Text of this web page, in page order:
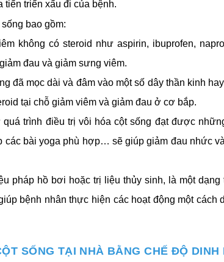
triển xấu đi của bệnh.
bao gồm:
không có steroid như aspirin, ibuprofen,
đau và giảm sưng viêm.
đã mọc dài và đâm vào một số dây thần kinh
tại chỗ giảm viêm và giảm đau ở cơ bắp.
trình điều trị vôi hóa cột sống đạt được
các bài yoga phù hợp… sẽ giúp giảm đau nhức
pháp hồ bơi hoặc trị liệu thủy sinh, là một
bệnh nhân thực hiện các hoạt động một
SỐNG TẠI NHÀ BẰNG CHẾ ĐỘ DINH